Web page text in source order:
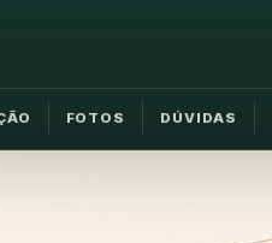
FOTOS DÚVIDAS